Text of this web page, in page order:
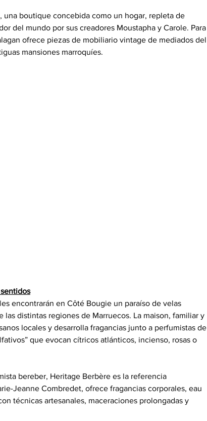
una boutique concebida como un hogar, repleta de
del mundo por sus creadores Moustapha y Carole. Para
ofrece piezas de mobiliario vintage de mediados del
mansiones marroquíes.
encontrarán en Côté Bougie un paraíso de velas
las distintas regiones de Marruecos. La maison, familiar y
locales y desarrolla fragancias junto a perfumistas de
que evocan cítricos atlánticos, incienso, rosas o
bereber, Heritage Berbère es la referencia
Jeanne Combredet, ofrece fragancias corporales, eau
técnicas artesanales, maceraciones prolongadas y